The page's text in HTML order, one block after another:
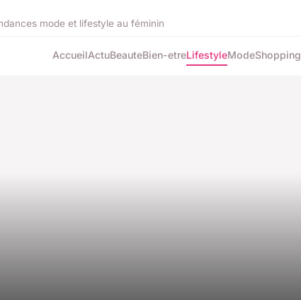
mode et lifestyle au féminin
AccueilActuBeauteBien-etreLifestyleModeShopping